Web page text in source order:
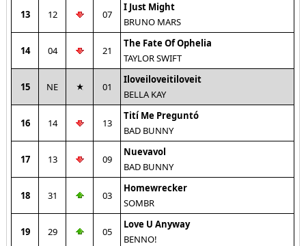
13 12 07
I Just Might
BRUNO MARS
14 04 21
The Fate Of Ophelia
TAYLOR SWIFT
15 NE 01
Iloveiloveitiloveit
BELLA KAY
16 14 13
Tití Me Preguntó
BAD BUNNY
17 13 09
Nuevavol
BAD BUNNY
18 31 03
Homewrecker
SOMBR
19 29 05
Love U Anyway
BENNO!